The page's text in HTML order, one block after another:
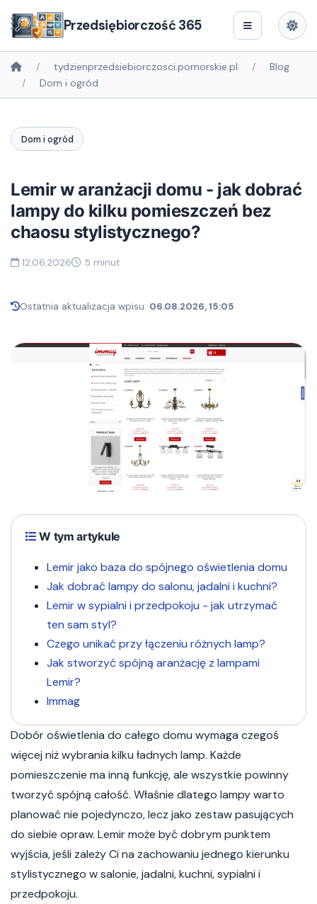
Przedsiębiorczość 365
tydzienprzedsiebiorczosci.pomorskie.pl
Blog
Dom i ogród
Dom i ogród
Lemir w aranżacji domu - jak dobrać
lampy do kilku pomieszczeń bez
chaosu stylistycznego?
12.06.2026 5 minut
Ostatnia aktualizacja wpisu: 06.08.2026, 15:05
W tym artykule
Lemir jako baza do spójnego oświetlenia domu
Jak dobrać lampy do salonu, jadalni i kuchni?
Lemir w sypialni i przedpokoju - jak utrzymać
ten sam styl?
Czego unikać przy łączeniu różnych lamp?
Jak stworzyć spójną aranżację z lampami
Lemir?
Immag
Dobór oświetlenia do całego domu wymaga czegoś
więcej niż wybrania kilku ładnych lamp. Każde
pomieszczenie ma inną funkcję, ale wszystkie powinny
tworzyć spójną całość. Właśnie dlatego lampy warto
planować nie pojedynczo, lecz jako zestaw pasujących
do siebie opraw. Lemir może być dobrym punktem
wyjścia, jeśli zależy Ci na zachowaniu jednego kierunku
stylistycznego w salonie, jadalni, kuchni, sypialni i
przedpokoju.